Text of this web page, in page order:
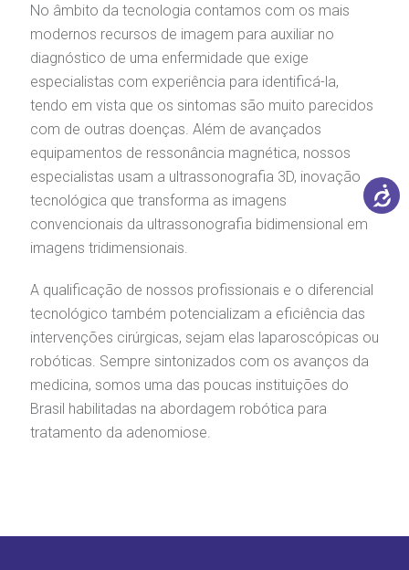
No âmbito da tecnologia contamos com os mais
modernos recursos de imagem para auxiliar no
diagnóstico de uma enfermidade que exige
especialistas com experiência para identificá-la,
tendo em vista que os sintomas são muito parecidos
com de outras doenças. Além de avançados
equipamentos de ressonância magnética, nossos
especialistas usam a ultrassonografia 3D, inovação
tecnológica que transforma as imagens
convencionais da ultrassonografia bidimensional em
imagens tridimensionais.
A qualificação de nossos profissionais e o diferencial
tecnológico também potencializam a eficiência das
intervenções cirúrgicas, sejam elas laparoscópicas ou
robóticas. Sempre sintonizados com os avanços da
medicina, somos uma das poucas instituições do
Brasil habilitadas na abordagem robótica para
tratamento da adenomiose.